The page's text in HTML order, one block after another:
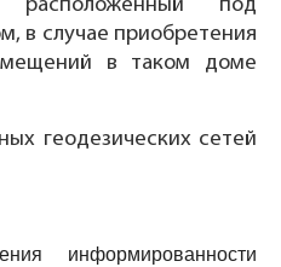
расположенный под
в случае приобретения
в таком доме
геодезических сетей
информированности